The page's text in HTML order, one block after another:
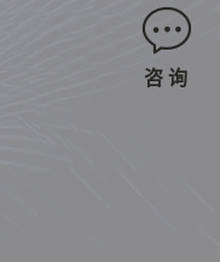
咨 询